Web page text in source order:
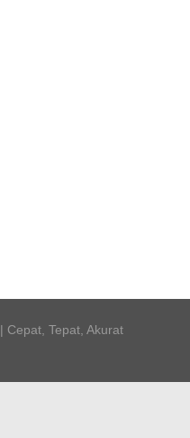
| Cepat, Tepat, Akurat